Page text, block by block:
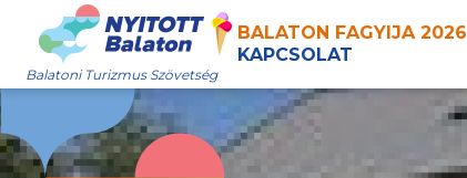
Balatoni Turizmus Szövetség
BALATON FAGYIJA 2026
KAPCSOLAT